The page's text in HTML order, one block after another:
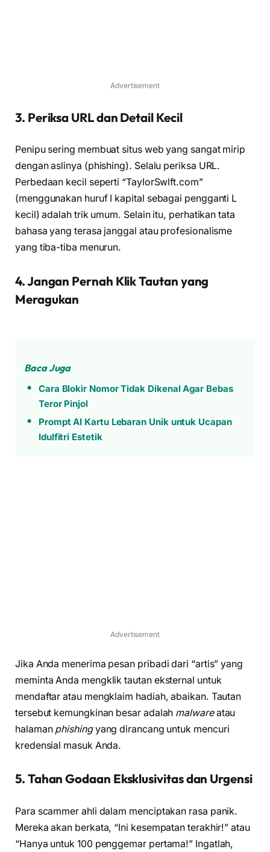
Advertisement
3. Periksa URL dan Detail Kecil
Penipu sering membuat situs web yang sangat mirip
dengan aslinya (phishing). Selalu periksa URL.
Perbedaan kecil seperti “TayIorSwlft.com”
(menggunakan huruf I kapital sebagai pengganti L
kecil) adalah trik umum. Selain itu, perhatikan tata
bahasa yang terasa janggal atau profesionalisme
yang tiba-tiba menurun.
4. Jangan Pernah Klik Tautan yang
Meragukan
Baca Juga
Cara Blokir Nomor Tidak Dikenal Agar Bebas
Teror Pinjol
Prompt AI Kartu Lebaran Unik untuk Ucapan
Idulfitri Estetik
Advertisement
Jika Anda menerima pesan pribadi dari “artis” yang
meminta Anda mengklik tautan eksternal untuk
mendaftar atau mengklaim hadiah, abaikan. Tautan
tersebut kemungkinan besar adalah malwareatau
halaman phishingyang dirancang untuk mencuri
kredensial masuk Anda.
5. Tahan Godaan Eksklusivitas dan Urgensi
Para scammer ahli dalam menciptakan rasa panik.
Mereka akan berkata, “Ini kesempatan terakhir!” atau
“Hanya untuk 100 penggemar pertama!” Ingatlah,